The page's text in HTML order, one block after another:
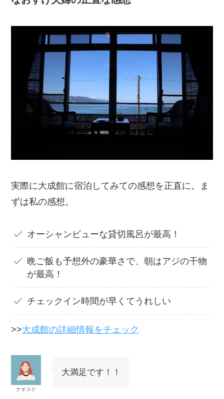
実際に大成館に宿泊してみての感想を正直に。ま
ずは私の感想。
オーシャンビューな貸切風呂が最高！
晩ご飯も予想外の豪華さで、朝はアジの干物
が最高！
チェックイン時間が早くてうれしい
>>大成館の詳細情報をチェック
ナオスケ
大満足です！！